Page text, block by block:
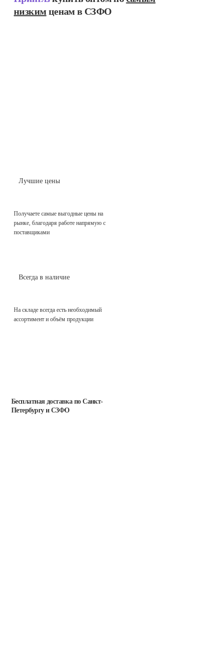
низким ценам в СЗФО
Лучшие цены
Получаете самые выгодные цены на
рынке, благодаря работе напрямую с
поставщиками
Всегда в наличие
На складе всегда есть необходимый
ассортимент и объём продукции
Бесплатная доставкапо Санкт-
Петербургу и СЗФО